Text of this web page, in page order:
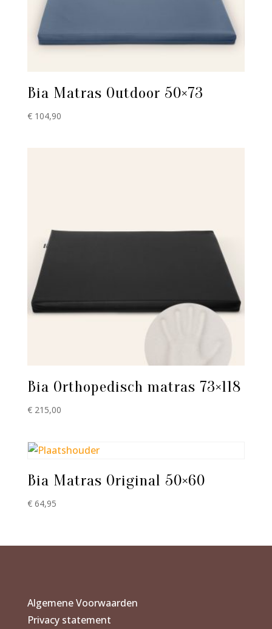
Bia Matras Outdoor 50×73
€104,90
Bia Orthopedisch matras 73×118
€215,00
Bia Matras Original 50×60
€64,95
Algemene Voorwaarden
Privacy statement